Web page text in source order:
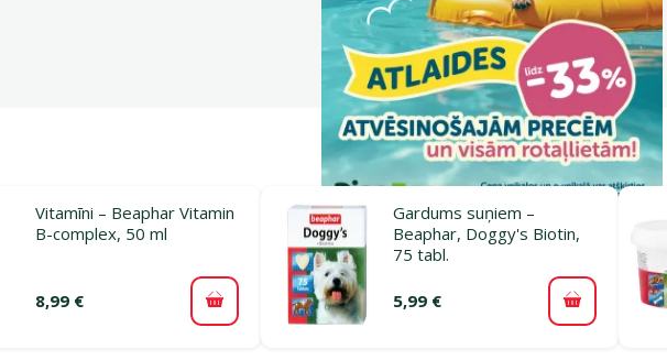
Vitamīni – Beaphar Vitamin
B-complex, 50 ml
8,99 € Pievienot grozam
Gardums suņiem –
Beaphar, Doggy's Biotin,
75 tabl.
5,99 € Pievienot